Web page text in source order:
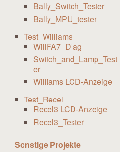
Bally_Switch_Tester
Bally_MPU_tester
Test_Williams
WillFA7_Diag
Switch_and_Lamp_Test
er
Williams LCD-Anzeige
Test_Recel
Recel3 LCD-Anzeige
Recel3_Tester
Sonstige Projekte